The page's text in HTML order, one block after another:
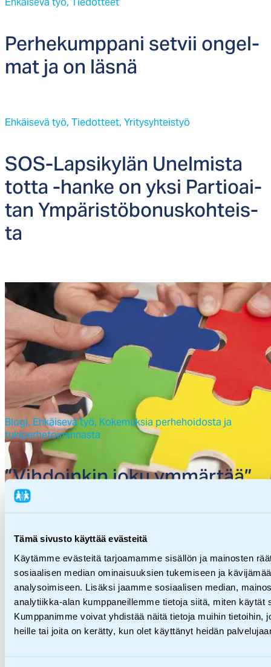
Tämä sivusto käyttää evästeitä
Käytämme evästeitä tarjoamamme sisällön ja mainosten
sosiaalisen median ominaisuuksien tukemiseen ja
analysoimiseen. Lisäksi jaamme sosiaalisen median,
analytiikka-alan kumppaneillemme tietoja siitä, miten käytät
Kumppanimme voivat yhdistää näitä tietoja muihin tietoihin,
heille tai joita on kerätty, kun olet käyttänyt heidän
Per­he­kump­pa­ni set­vii on­gel­
mat ja on läs­nä
Ehkäisevä työ, Tiedotteet, Yritysyhteistyö
SOS-Lap­si­ky­län Unel­mis­ta
tot­ta -han­ke on yk­si Par­tioai­
tan Ym­pä­ris­tö­bo­nus­koh­teis­
ta
24.01.2020
Blogi, Ehkäisevä työ, Kokemuksia perhehoidosta ja
tukiperhetoiminnasta
”Vih­doin­kin jo­ku ym­mär­tää”